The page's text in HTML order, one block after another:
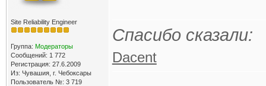
Site Reliability Engineer
Группа: Модераторы
Сообщений: 1 772
Регистрация: 27.6.2009
Из: Чувашия, г. Чебоксары
Пользователь №: 3 719
Спасибо сказали:
Dacent